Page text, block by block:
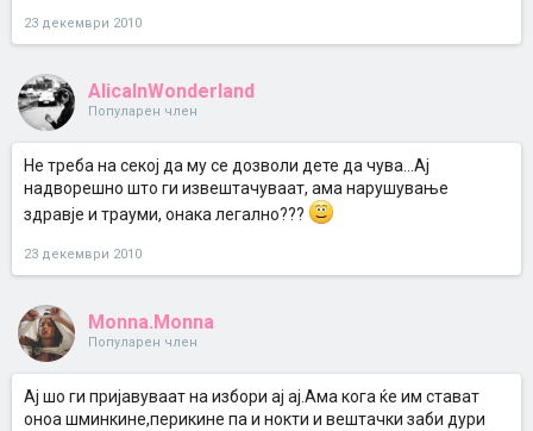
23 декември 2010
AlicaInWonderland
Популарен член
Не треба на секој да му се дозволи дете да чува...Ај
надворешно што ги извештачуваат, ама нарушување
здравје и трауми, онака легално???
23 декември 2010
Monna.Monna
Популарен член
Ај шо ги пријавуваат на избори ај ај.Ама кога ќе им стават
оноа шминкине,перикине па и нокти и вештачки заби дури